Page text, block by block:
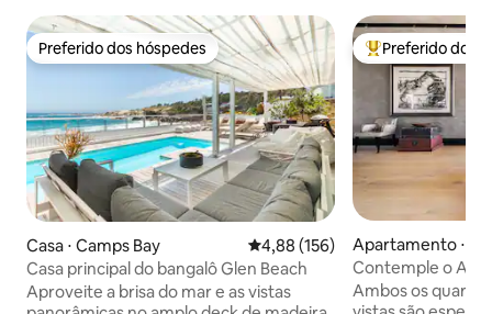
Preferido dos hóspedes
Preferido dos hóspedes
Casa ⋅ Camps Bay 4,88 de uma avaliação média de
4,88 (156)
Casa principal do bangalô Glen Beach
Aproveite a brisa do mar e as vistas
Entre os
Preferido dos
Apartamento ⋅
Contemple o
com paredes de
Ambos os